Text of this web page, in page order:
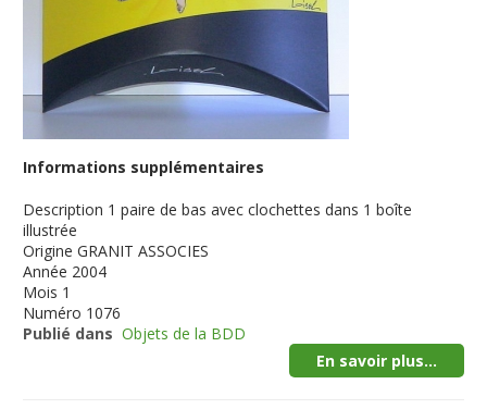
Informations supplémentaires
Description 1 paire de bas avec clochettes dans 1 boîte
illustrée
Origine GRANIT ASSOCIES
Année 2004
Mois 1
Numéro 1076
Publié dans Objets de la BDD
En savoir plus...